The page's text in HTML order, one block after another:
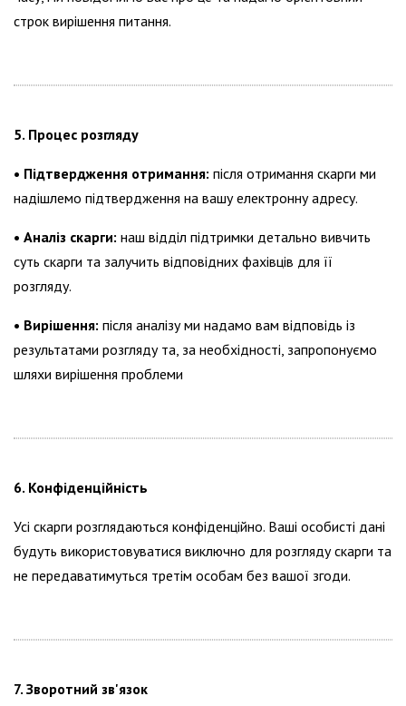
строк вирішення питання.
5. Процес розгляду
• Підтвердження отримання: після отримання скарги ми
надішлемо підтвердження на вашу електронну адресу.
• Аналіз скарги: наш відділ підтримки детально вивчить
суть скарги та залучить відповідних фахівців для її
розгляду.
• Вирішення: після аналізу ми надамо вам відповідь із
результатами розгляду та, за необхідності, запропонуємо
шляхи вирішення проблеми
6. Конфіденційність
Усі скарги розглядаються конфіденційно. Ваші особисті дані
будуть використовуватися виключно для розгляду скарги та
не передаватимуться третім особам без вашої згоди.
7. Зворотний зв'язок